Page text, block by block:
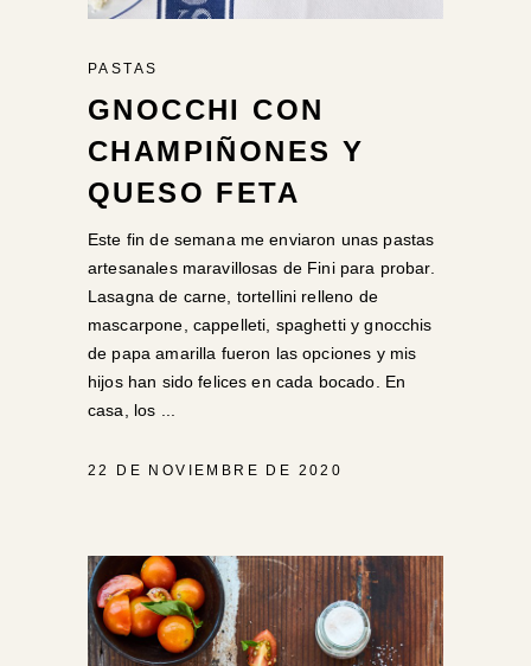
PASTAS
GNOCCHI CON
CHAMPIÑONES Y
QUESO FETA
Este fin de semana me enviaron unas pastas
artesanales maravillosas de Fini para probar.
Lasagna de carne, tortellini relleno de
mascarpone, cappelleti, spaghetti y gnocchis
de papa amarilla fueron las opciones y mis
hijos han sido felices en cada bocado. En
casa, los
22 DE NOVIEMBRE DE 2020